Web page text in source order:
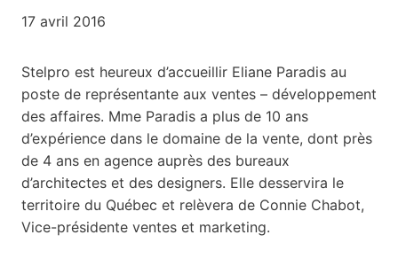
17 avril 2016
Stelpro est heureux d’accueillir Eliane Paradis au
poste de représentante aux ventes – développement
des affaires. Mme Paradis a plus de 10 ans
d’expérience dans le domaine de la vente, dont près
de 4 ans en agence auprès des bureaux
d’architectes et des designers. Elle desservira le
territoire du Québec et relèvera de Connie Chabot,
Vice-présidente ventes et marketing.